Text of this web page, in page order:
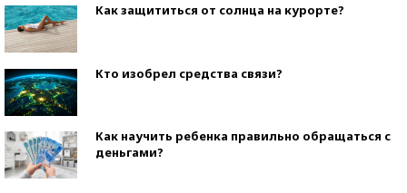
Как защититься от солнца на курорте?
Кто изобрел средства связи?
Как научить ребенка правильно обращаться с
деньгами?